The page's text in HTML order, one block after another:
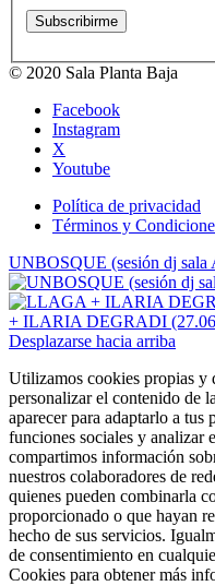
© 2020 Sala Planta Baja
Facebook
Instagram
X
Youtube
Política de privacidad
Términos y
UNBOSQUE (sesión dj sala
+ ILARIA DEGRADI
Desplazarse hacia arriba
Utilizamos cookies propias y
personalizar el contenido de
aparecer para adaptarlo a tus
funciones sociales y analizar
compartimos información
nuestros colaboradores de
quienes pueden combinarla
proporcionado o que hayan
hecho de sus servicios.
de consentimiento en
Cookies para obtener más